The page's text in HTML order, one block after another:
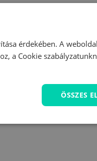
érdekében. A
a Cookie
ÖSSZES